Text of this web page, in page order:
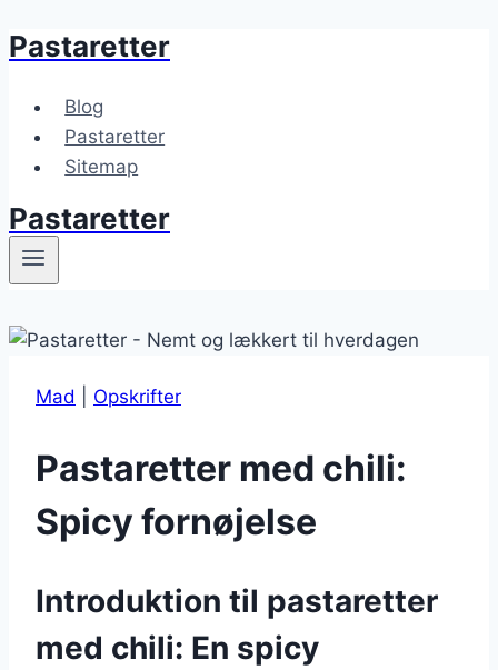
Fortsæt
indhold
Pastaretter
Blog
Pastaretter
Sitemap
Pastaretter
Mad Opskrifter
Pastaretter med chili:
Spicy fornøjelse
Introduktion til pastaretter
med chili: En spicy